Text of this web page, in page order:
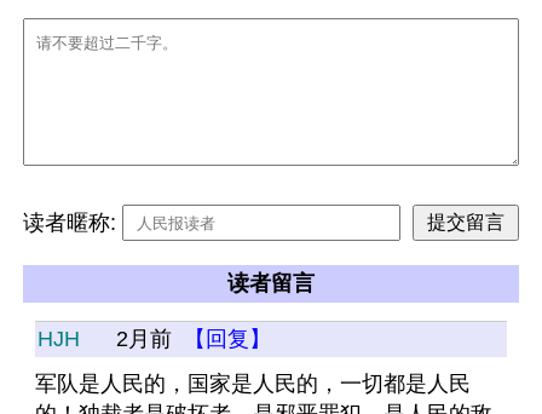
读者暱称:
读者留言
HJH 2月前
【回复】
军队是人民的，国家是人民的，一切都是人民